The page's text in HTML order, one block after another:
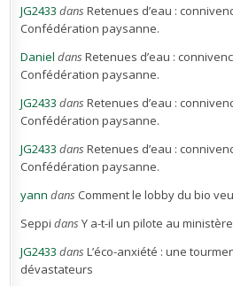
JG2433 dansRetenues d’eau :
Confédération paysanne.
Daniel dansRetenues d’eau :
Confédération paysanne.
JG2433 dansRetenues d’eau :
Confédération paysanne.
JG2433 dansRetenues d’eau :
Confédération paysanne.
yann dans Comment le lobby du bio
Seppi dansY a-t-il un pilote au
JG2433 dansL’éco-anxiété : une
dévastateurs